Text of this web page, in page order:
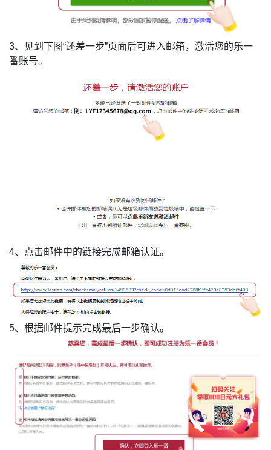
3、见到下图“还差一步”页面后可进入邮箱，激活您的乐一
番账号。
4、点击邮件中的链接完成邮箱认证。
5、根据邮件提示完成最后一步确认。